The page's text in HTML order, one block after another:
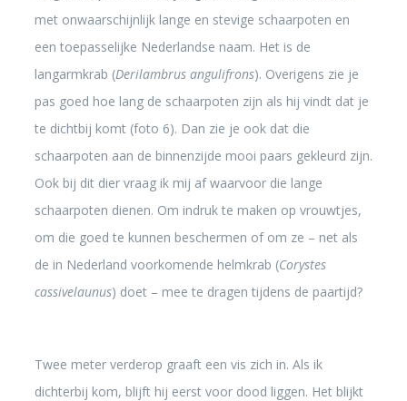
met onwaarschijnlijk lange en stevige schaarpoten en
een toepasselijke Nederlandse naam. Het is de
langarmkrab (Derilambrus angulifrons). Overigens zie je
pas goed hoe lang de schaarpoten zijn als hij vindt dat je
te dichtbij komt (foto 6). Dan zie je ook dat die
schaarpoten aan de binnenzijde mooi paars gekleurd zijn.
Ook bij dit dier vraag ik mij af waarvoor die lange
schaarpoten dienen. Om indruk te maken op vrouwtjes,
om die goed te kunnen beschermen of om ze – net als
de in Nederland voorkomende helmkrab (Corystes
cassivelaunus) doet – mee te dragen tijdens de paartijd?
Twee meter verderop graaft een vis zich in. Als ik
dichterbij kom, blijft hij eerst voor dood liggen. Het blijkt